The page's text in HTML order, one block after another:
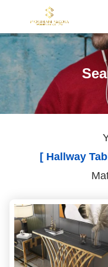
[ Hallway